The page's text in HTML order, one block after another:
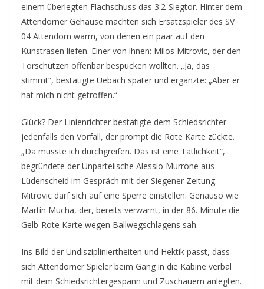
einem überlegten Flachschuss das 3:2-Siegtor. Hinter dem
Attendorner Gehäuse machten sich Ersatzspieler des SV
04 Attendorn warm, von denen ein paar auf den
Kunstrasen liefen. Einer von ihnen: Milos Mitrovic, der den
Torschützen offenbar bespucken wollten. „Ja, das
stimmt“, bestätigte Uebach später und ergänzte: „Aber er
hat mich nicht getroffen.“
Glück? Der Linienrichter bestätigte dem Schiedsrichter
jedenfalls den Vorfall, der prompt die Rote Karte zückte.
„Da musste ich durchgreifen. Das ist eine Tätlichkeit“,
begründete der Unparteiische Alessio Murrone aus
Lüdenscheid im Gespräch mit der Siegener Zeitung.
Mitrovic darf sich auf eine Sperre einstellen. Genauso wie
Martin Mucha, der, bereits verwarnt, in der 86. Minute die
Gelb-Rote Karte wegen Ballwegschlagens sah.
Ins Bild der Undiszipliniertheiten und Hektik passt, dass
sich Attendorner Spieler beim Gang in die Kabine verbal
mit dem Schiedsrichtergespann und Zuschauern anlegten.